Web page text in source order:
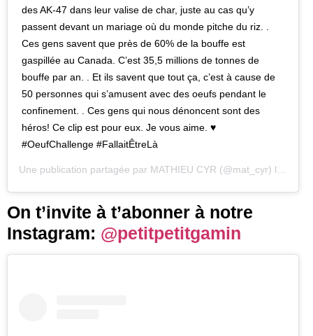
des AK-47 dans leur valise de char, juste au cas qu’y
passent devant un mariage où du monde pitche du riz. .
Ces gens savent que près de 60% de la bouffe est
gaspillée au Canada. C’est 35,5 millions de tonnes de
bouffe par an. . Et ils savent que tout ça, c’est à cause de
50 personnes qui s’amusent avec des oeufs pendant le
confinement. . Ces gens qui nous dénoncent sont des
héros! Ce clip est pour eux. Je vous aime. ♥️
#OeufChallenge #FallaitÊtreLà
Une publication partagée par MATHIEU CYR (@mat_cyr) le
On t’invite à t’abonner à notre
Instagram: @petitpetitgamin